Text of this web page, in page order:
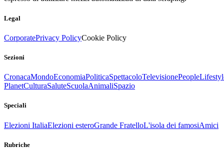
Legal
CorporatePrivacy PolicyCookie Policy
Sezioni
CronacaMondoEconomiaPoliticaSpettacoloTelevisionePeople
PlanetCulturaSaluteScuolaAnimaliSpazio
Speciali
Elezioni ItaliaElezioni esteroGrande FratelloL'isola dei famosiAmici
Rubriche